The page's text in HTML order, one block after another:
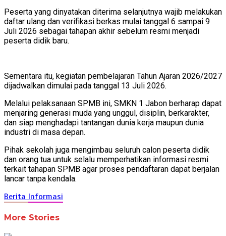
Peserta yang dinyatakan diterima selanjutnya wajib melakukan
daftar ulang dan verifikasi berkas mulai tanggal 6 sampai 9
Juli 2026 sebagai tahapan akhir sebelum resmi menjadi
peserta didik baru.
Sementara itu, kegiatan pembelajaran Tahun Ajaran 2026/2027
dijadwalkan dimulai pada tanggal 13 Juli 2026.
Melalui pelaksanaan SPMB ini, SMKN 1 Jabon berharap dapat
menjaring generasi muda yang unggul, disiplin, berkarakter,
dan siap menghadapi tantangan dunia kerja maupun dunia
industri di masa depan.
Pihak sekolah juga mengimbau seluruh calon peserta didik
dan orang tua untuk selalu memperhatikan informasi resmi
terkait tahapan SPMB agar proses pendaftaran dapat berjalan
lancar tanpa kendala.
Berita Informasi
More Stories